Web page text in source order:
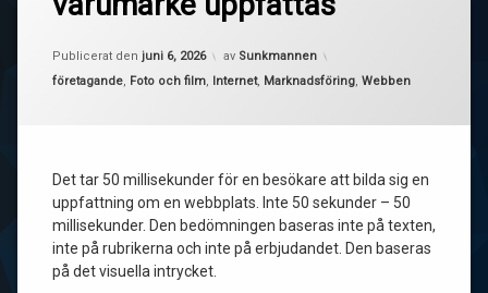
Publicerat den juni 6, 2026
Uppdaterad den
av Sunkmannen
Kategorier:
företagande, Foto och film, Internet, Marknadsföring, Webben
Det tar 50 millisekunder för en besökare att bilda sig en
uppfattning om en webbplats. Inte 50 sekunder – 50
millisekunder. Den bedömningen baseras inte på texten,
inte på rubrikerna och inte på erbjudandet. Den baseras
på det visuella intrycket.